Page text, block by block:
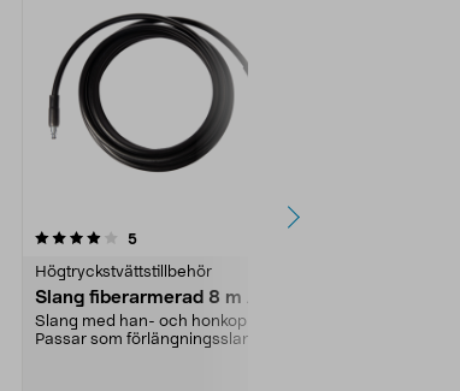
5recensioner
Högtryckstvättstillbehör
Slang fiberarmerad 8 m AVA
Slang med han- och honkoppling.
Passar som förlängningsslang till
0.0av 5 stjärnor